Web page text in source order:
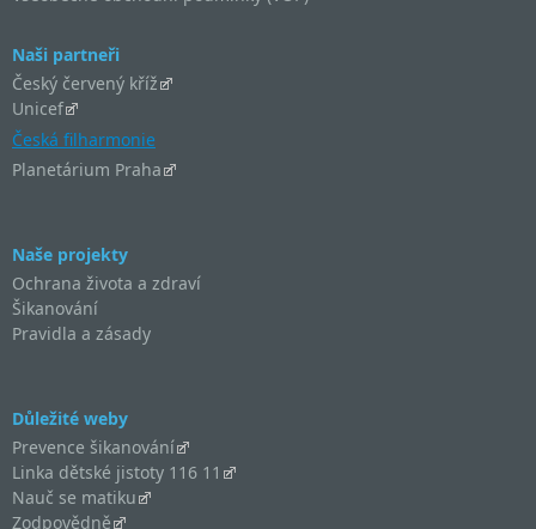
Naši partneři
Český červený kříž
Unicef
Česká filharmonie
Planetárium Praha
Naše projekty
Ochrana života a zdraví
Šikanování
Pravidla a zásady
Důležité weby
Prevence šikanování
Linka dětské jistoty 116 11
Nauč se matiku
Zodpovědně